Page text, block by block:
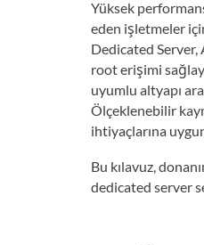
Yüksek
eden işletmeler
Dedicated
root erişimi
uyumlu altyapı
Ölçeklenebilir
ihtiyaçlarına
Bu kılavuz,
dedicated server